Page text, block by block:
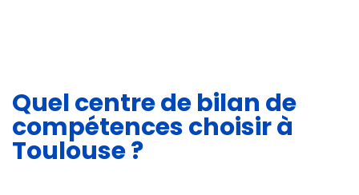
Quel centre de bilan de
compétences choisir à
Toulouse ?
Marketing
En partageant
votre intérêt et